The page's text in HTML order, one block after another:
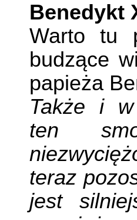
Benedykt
Warto tu
budzące
papieża
Także i w
ten
teraz
jest